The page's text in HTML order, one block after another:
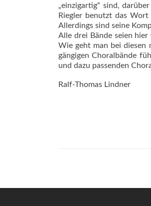
„einzigartig“ sind,
Riegler benutzt das
Allerdings sind seine
Alle drei Bände seien
Wie geht man bei diesen
gängigen Choralbände
und dazu passenden
Ralf-Thomas Lindner